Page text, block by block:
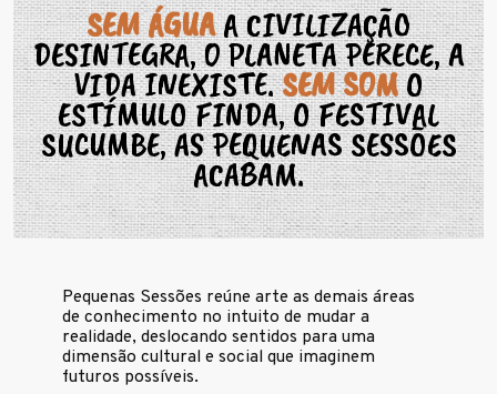
SEM ÁGUAA CIVILIZAÇÃO
DESINTEGRA, O PLANETA PERECE, A
VIDA INEXISTE.SEM SOMO
ESTÍMULO FINDA, O FESTIVAL
SUCUMBE, AS PEQUENAS SESSÕES
ACABAM.
Pequenas Sessões reúne arte as demais áreas
de conhecimento no intuito de mudar a
realidade, deslocando sentidos para uma
dimensão cultural e social que imaginem
futuros possíveis.